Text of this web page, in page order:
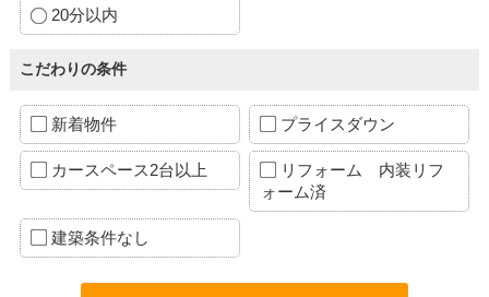
20分以内
こだわりの条件
新着物件 プライスダウン
カースペース2台以上
リフォーム 内装リフ
ォーム済
建築条件なし